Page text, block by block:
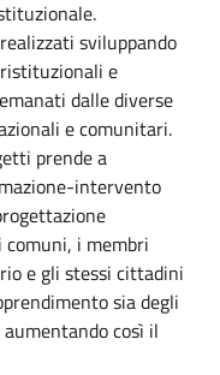
sviluppando
e
dalle diverse
e comunitari.
prende a
intervento
i membri
e gli stessi cittadini
sia degli
così il